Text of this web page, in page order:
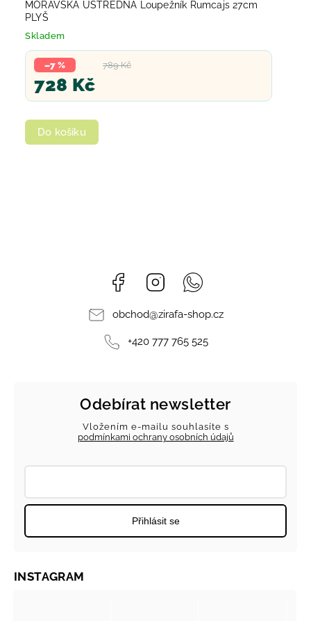
MORAVSKÁ ÚSTŘEDNA Loupežník Rumcajs 27cm
PLYŠ
Skladem
789 Kč
–7 %
728 Kč
Do košíku
Facebook Instagram
obchod@zirafa-shop.cz
+420 777 765 525
Odebírat newsletter
Vložením e-mailu souhlasíte s
podmínkami ochrany osobních údajů
Přihlásit se
INSTAGRAM